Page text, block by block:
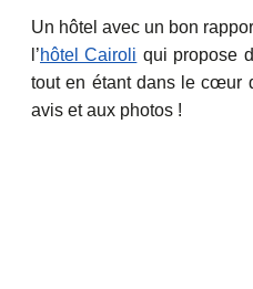
Un hôtel avec un bon
l’hôtel Cairoli qui propose
tout en étant dans le cœur
avis et aux photos !